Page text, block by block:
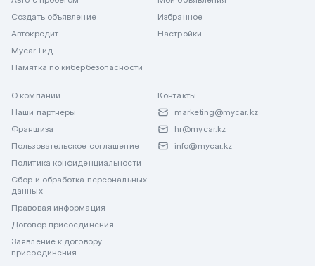
Создать объявление
Автокредит
Mycar Гид
Памятка по кибербезопасности
Избранное
Настройки
О компании
Наши партнеры
Франшиза
Пользовательское соглашение
Политика конфиденциальности
Сбор и обработка персональных
данных
Правовая информация
Договор присоединения
Заявление к договору
присоединения
Контакты
marketing@mycar.kz
hr@mycar.kz
info@mycar.kz